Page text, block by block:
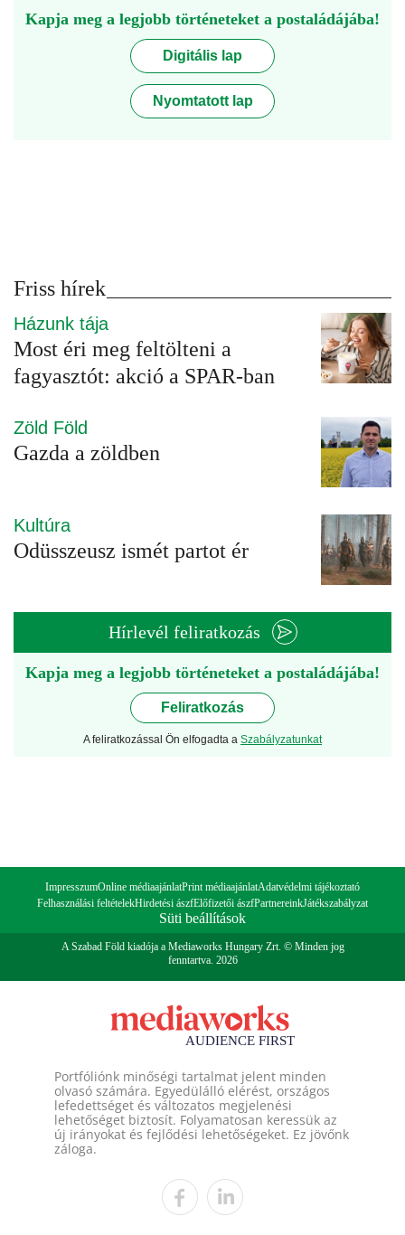
Kapja meg a legjobb történeteket a postaládájába!
Digitális lap
Nyomtatott lap
Friss hírek
Házunk tája
Most éri meg feltölteni a
fagyasztót: akció a SPAR-ban
Zöld Föld
Gazda a zöldben
Kultúra
Odüsszeusz ismét partot ér
Hírlevél feliratkozás
Kapja meg a legjobb történeteket a postaládájába!
Feliratkozás
A feliratkozással Ön elfogadta a Szabályzatunkat
ImpresszumOnline médiaajánlatPrint médiaajánlatAdatvédelmi tájékoztató
Felhasználási feltételekHirdetési ászfElőfizetői ászfPartnereinkJátékszabályzat
Süti beállítások
A Szabad Föld kiadója a Mediaworks Hungary Zrt. © Minden jog
fenntartva. 2026
Portfóliónk minőségi tartalmat jelent minden
olvasó számára. Egyedülálló elérést, országos
lefedettséget és változatos megjelenési
lehetőséget biztosít. Folyamatosan keressük az
új irányokat és fejlődési lehetőségeket. Ez jövőnk
záloga.